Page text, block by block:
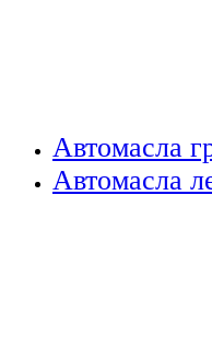
Автомасла
Автомасла